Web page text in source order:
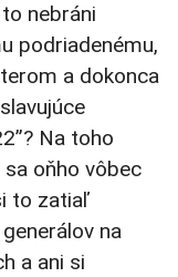
nebráni
podriadenému,
a dokonca
Na toho
oňho vôbec
to zatiaľ
na
a ani si